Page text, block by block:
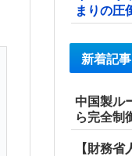
まりの圧
新着記事
中国製ル
ら完全制
【財務